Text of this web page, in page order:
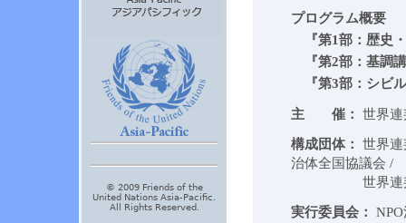
© 2009 Friends of the
United Nations Asia-Pacific.
All Rights Reserved.
プログラム概要
『第1部：歴史
『第2部：基調
『第3部：シビ
主 催： 世界
構成団体： 世界
治体全国協議会 /
世界連邦日
実行委員会：